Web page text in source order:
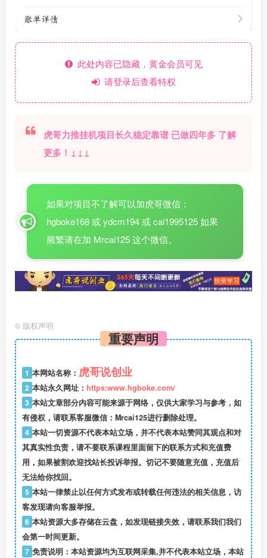
此处内容已隐藏，黄金会员可见
请登录后查看特权
虎哥力推挂机项目长久稳定靠谱 已做四年多 了解
更多！↓↓↓
如果对项目不了解可以加虎哥微信：
hgboke168 或 ydcm194 或 cai1995125 如果
频繁请在加 Mrcai125 这个微信。
© 版权声明
重要声明
1 本网站名称： 虎哥说创业
2 本站永久网址： https:www.hgboke.com/
3 本站文章部分内容可能来源于网络，仅供大家学习与参考，如
有侵权，请联系客服微信：Mrcai125进行删除处理。
4 本站一切资源不代表本站立场，并不代表本站赞同其观点和对
其真实性负责，请不要联系课程里面留下的联系方式和充值费
用，如果被割欢迎找站长投诉举报。切记不要随意充值，充值后
无法给你找回。
5 本站一律禁止以任何方式发布或转载任何违法的相关信息，访
客发现请向客服举报。
6 本站资源大多存储在云盘，如发现链接失效，请联系我们我们
会第一时间更新。
7 免责说明：本站资源均为互联网采集,并不代表本站立场，本站